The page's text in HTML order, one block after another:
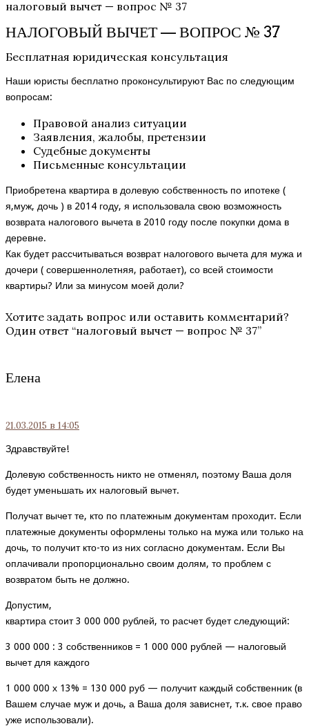
налоговый вычет — вопрос № 37
НАЛОГОВЫЙ ВЫЧЕТ — ВОПРОС № 37
Бесплатная юридическая консультация
Наши юристы бесплатно проконсультируют Вас по следующим
вопросам:
Правовой анализ ситуации
Заявления, жалобы, претензии
Судебные документы
Письменные консультации
Приобретена квартира в долевую собственность по ипотеке (
я,муж, дочь ) в 2014 году, я использовала свою возможность
возврата налогового вычета в 2010 году после покупки дома в
деревне.
Как будет рассчитываться возврат налогового вычета для мужа и
дочери ( совершеннолетняя, работает), со всей стоимости
квартиры? Или за минусом моей доли?
Хотите задать вопрос или оставить комментарий?
Один ответ “налоговый вычет — вопрос № 37”
Елена
21.03.2015 в 14:05
Здравствуйте!
Долевую собственность никто не отменял, поэтому Ваша доля
будет уменьшать их налоговый вычет.
Получат вычет те, кто по платежным документам проходит. Если
платежные документы оформлены только на мужа или только на
дочь, то получит кто-то из них согласно документам. Если Вы
оплачивали пропорционально своим долям, то проблем с
возвратом быть не должно.
Допустим,
квартира стоит 3 000 000 рублей, то расчет будет следующий:
3 000 000 : 3 собственников = 1 000 000 рублей — налоговый
вычет для каждого
1 000 000 х 13% = 130 000 руб — получит каждый собственник (в
Вашем случае муж и дочь, а Ваша доля зависнет, т.к. свое право
уже использовали).